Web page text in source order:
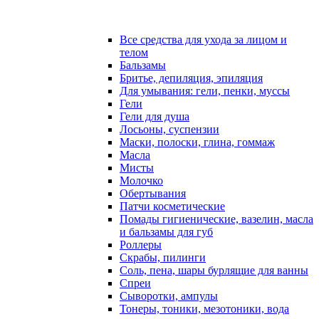
Все средства для ухода за лицом и
телом
Бальзамы
Бритье, депиляция, эпиляция
Для умывания: гели, пенки, муссы
Гели
Гели для душа
Лосьоны, суспензии
Маски, полоски, глина, гоммаж
Масла
Мисты
Молочко
Обертывания
Патчи косметические
Помады гигиенические, вазелин, масла
и бальзамы для губ
Роллеры
Скрабы, пилинги
Соль, пена, шары бурлящие для ванны
Спреи
Сыворотки, ампулы
Тонеры, тоники, мезотоники, вода